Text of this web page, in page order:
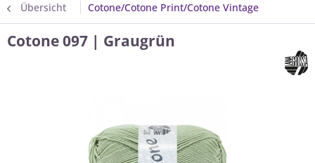
Übersicht Cotone/Cotone Print/Cotone Vintage
Cotone 097 | Graugrün